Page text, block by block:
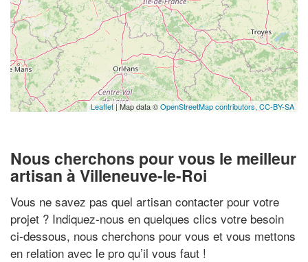
Leaflet| Map data ©OpenStreetMap contributors, CC-BY-SA
Nous cherchons pour vous le meilleur
artisan à Villeneuve-le-Roi
Vous ne savez pas quel artisan contacter pour votre
projet ? Indiquez-nous en quelques clics votre besoin
ci-dessous, nous cherchons pour vous et vous mettons
en relation avec le pro qu’il vous faut !